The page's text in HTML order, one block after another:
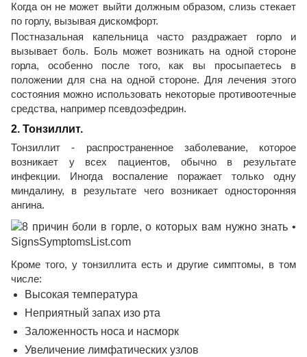
Когда он не может выйти должным образом, слизь стекает
по горлу, вызывая дискомфорт.
Постназальная капельница часто раздражает горло и
вызывает боль. Боль может возникать на одной стороне
горла, особенно после того, как вы просыпаетесь в
положении для сна на одной стороне. Для лечения этого
состояния можно использовать некоторые противоотечные
средства, например псевдоэфедрин.
2. Тонзиллит.
Тонзиллит - распространенное заболевание, которое
возникает у всех пациентов, обычно в результате
инфекции. Иногда воспаление поражает только одну
миндалину, в результате чего возникает односторонняя
ангина.
Кроме того, у тонзиллита есть и другие симптомы, в том
числе:
Высокая температура
Неприятный запах изо рта
Заложенность носа и насморк
Увеличение лимфатических узлов